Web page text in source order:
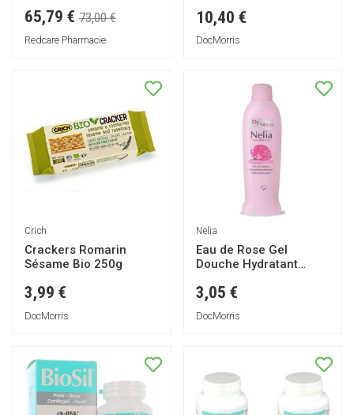
65,79 € 73,00 €
Redcare Pharmacie
10,40 €
DocMorris
Crich
Crackers Romarin
Sésame Bio 250g
3,99 €
DocMorris
Nelia
Eau de Rose Gel
Douche Hydratant
3,05 €
DocMorris